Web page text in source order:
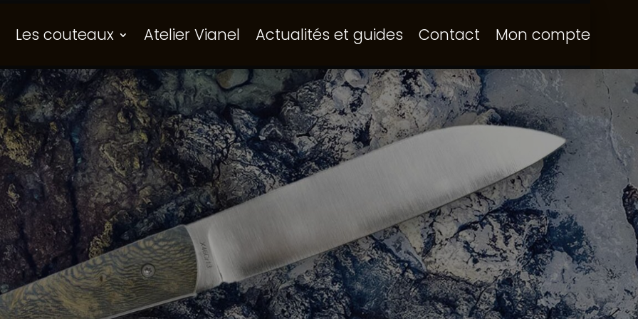
Les couteaux Atelier Vianel Actualités et guides Contact Mon compte
couteau à